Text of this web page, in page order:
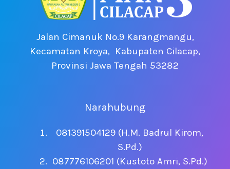
Jalan Cimanuk No.9 Karangmangu,
Kecamatan Kroya, Kabupaten Cilacap,
Provinsi Jawa Tengah 53282
Narahubung
081391504129 (H.M. Badrul Kirom,
S.Pd.)
087776106201 (Kustoto Amri, S.Pd.)